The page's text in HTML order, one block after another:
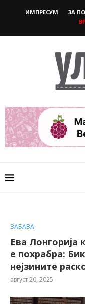
ИМПРЕСУМ ЗА
ЗАБАВА
Ева Лонгорија
е похрабра:
нејзините
август 20, 2025